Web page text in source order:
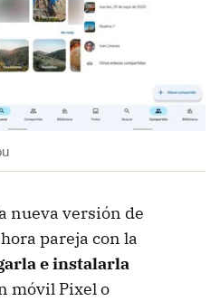
nueva versión de
pareja con la
e instalarla
móvil Pixel o